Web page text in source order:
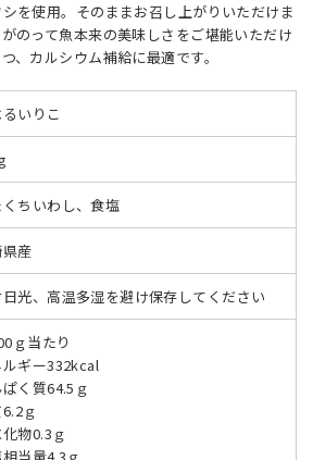
を使用。そのままお召し上がりいただけま
のって魚本来の美味しさをご堪能いただけ
、カルシウム補給に最適です。
いりこ
くちいわし、食塩
産
光、高温多湿を避け保存してください
ｇ当たり
ルギー332kcal
く質64.5ｇ
ｇ
物0.3ｇ